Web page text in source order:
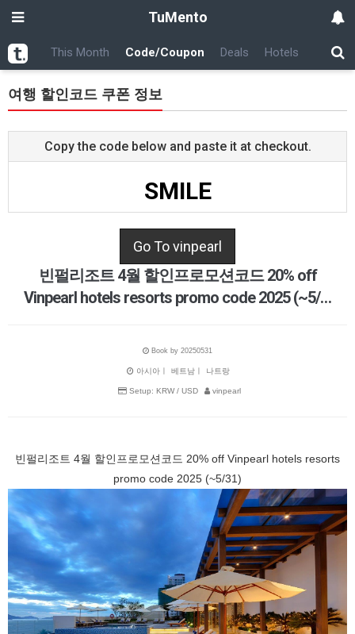
TuMento
This Month Code/Coupon Deals Hotels Cars
여행 할인코드 쿠폰 정보
Copy the code below and paste it at checkout.
SMILE
Go To vinpearl
빈펄리조트 4월 할인프로모션코드 20% off
Vinpearl hotels resorts promo code 2025 (~5/…
Book by 20250531
아시아ㅣ 베트남ㅣ 나트랑
Setup: KRW / USD vinpearl
빈펄리조트 4월 할인프로모션코드 20% off Vinpearl hotels resorts
promo code 2025 (~5/31)